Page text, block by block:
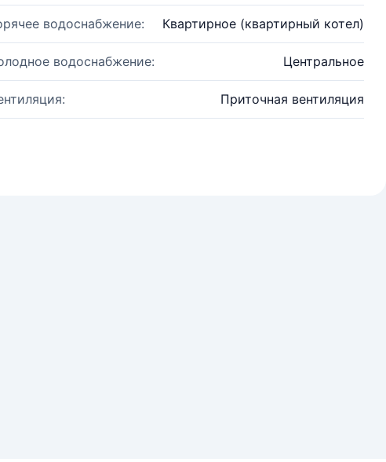
водоснабжение: Квартирное (квартирный котел)
водоснабжение: Центральное
Приточная вентиляция